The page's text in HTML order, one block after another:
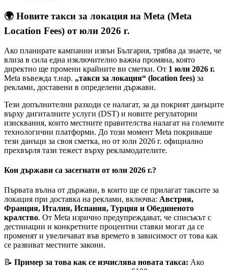
🌍 Новите такси за локация на Meta (Meta
Location Fees) от юли 2026 г.
Ако планирате кампании извън България, трябва да знаете, че
влиза в сила една изключително важна промяна, която
директно ще промени крайните ви сметки. От 1 юли 2026 г.
Meta въвежда т.нар. „такси за локация“ (location fees) за
реклами, доставени в определени държави.
Тези допълнителни разходи се налагат, за да покрият данъците
върху дигиталните услуги (DST) и новите регулаторни
изисквания, които местните правителства налагат на големите
технологични платформи. До този момент Meta покриваше
тези данъци за своя сметка, но от юли 2026 г. официално
прехвърля тази тежест върху рекламодателите.
Кои държави са засегнати от юли 2026 г.?
Първата вълна от държави, в които ще се прилагат таксите за
локация при доставка на реклами, включва: Австрия,
Франция, Италия, Испания, Турция и Обединеното
кралство. От Meta изрично предупреждават, че списъкът с
дестинации и конкретните процентни ставки могат да се
променят и увеличават във времето в зависимост от това как
се развиват местните закони.
📝 Пример за това как се изчислява новата такса: Ако